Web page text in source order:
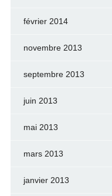
février 2014
novembre 2013
septembre 2013
juin 2013
mai 2013
mars 2013
janvier 2013